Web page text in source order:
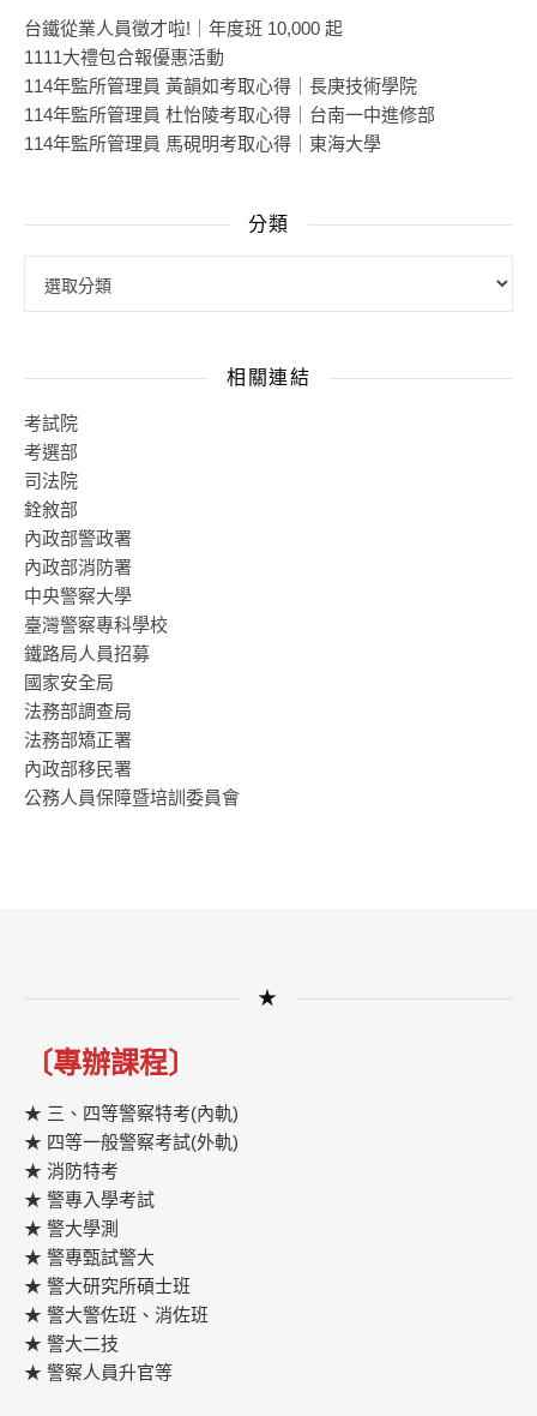
台鐵從業人員徵才啦!｜年度班 10,000 起
1111大禮包合報優惠活動
114年監所管理員 黃韻如考取心得｜長庚技術學院
114年監所管理員 杜怡陵考取心得｜台南一中進修部
114年監所管理員 馬硯明考取心得｜東海大學
分類
相關連結
考試院
考選部
司法院
銓敘部
內政部警政署
內政部消防署
中央警察大學
臺灣警察專科學校
鐵路局人員招募
國家安全局
法務部調查局
法務部矯正署
內政部移民署
公務人員保障暨培訓委員會
★
〔專辦課程〕
★ 三、四等警察特考(內軌)
★ 四等一般警察考試(外軌)
★ 消防特考
★ 警專入學考試
★ 警大學測
★ 警專甄試警大
★ 警大研究所碩士班
★ 警大警佐班、消佐班
★ 警大二技
★ 警察人員升官等